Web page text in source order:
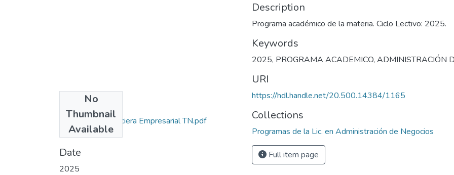
No
Thumbnail
Available
Dirección Financiera Empresarial TN.pdf
(219.27 KB)
Date
2025
Description
Programa académico de la materia. Ciclo Lectivo: 2025.
Keywords
2025, PROGRAMA ACADEMICO, ADMINISTRACIÓN
URI
https://hdl.handle.net/20.500.14384/1165
Collections
Programas de la Lic. en Administración de Negocios
Full item page